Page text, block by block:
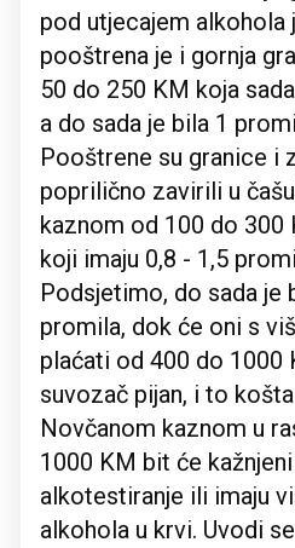
pod utjecajem alkohola
pooštrena je i gornja
50 do 250 KM koja
a do sada je bila 1
Pooštrene su granice i
poprilično zavirili u
kaznom od 100 do 300
koji imaju 0,8 - 1,5
Podsjetimo, do sada je
promila, dok će oni s
plaćati od 400 do 1000
suvozač pijan, i to
Novčanom kaznom u
1000 KM bit će
alkotestiranje ili imaju
alkohola u krvi. Uvodi